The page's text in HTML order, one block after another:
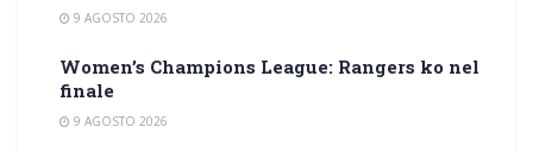
9 AGOSTO 2026
Women’s Champions League: Rangers ko nel
finale
9 AGOSTO 2026